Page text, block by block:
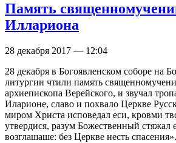
Память
Иллариона
28 декабря 2017 — 12:04
28 декабря в Богоявленском соборе на
литургии чтили память
архиепископа Верейского, и звучал
Иларионе, славо и похвало Церкве
миром Христа исповедал еси, кровми
утвердися, разум Божественный
возглашаше: без Церкве несть спасения».